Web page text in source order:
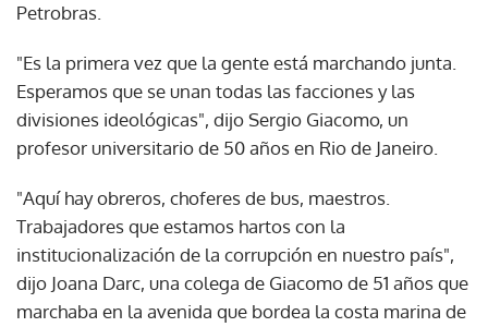
Petrobras.
"Es la primera vez que la gente está marchando junta.
Esperamos que se unan todas las facciones y las
divisiones ideológicas", dijo Sergio Giacomo, un
profesor universitario de 50 años en Rio de Janeiro.
"Aquí hay obreros, choferes de bus, maestros.
Trabajadores que estamos hartos con la
institucionalización de la corrupción en nuestro país",
dijo Joana Darc, una colega de Giacomo de 51 años que
marchaba en la avenida que bordea la costa marina de